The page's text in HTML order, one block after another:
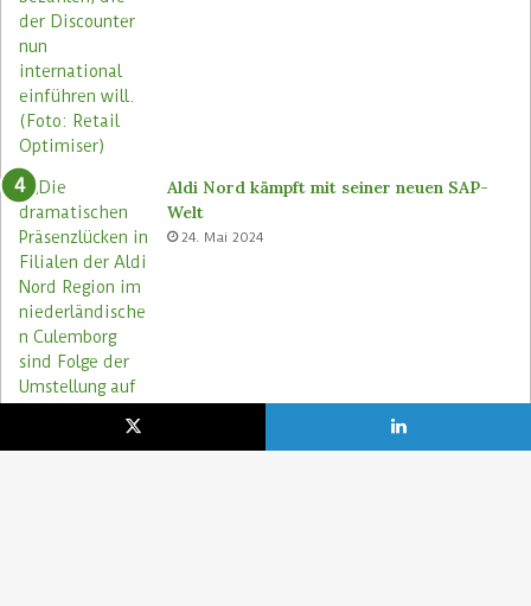
Aldi Nord kämpft mit seiner neuen SAP-
Welt
24. Mai 2024